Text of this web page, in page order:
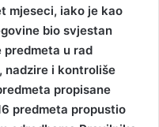
mjeseci, iako je kao
bio svjestan
u rad
nadzire i kontroliše
propisane
predmeta propustio